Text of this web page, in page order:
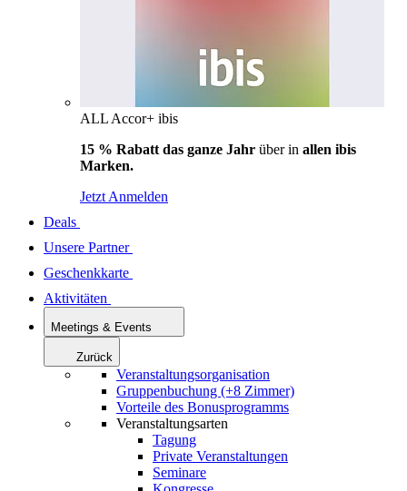
ALL Accor+ ibis
15 % Rabatt das ganze Jahr über in allen ibis
Marken.
Jetzt Anmelden
Deals
Unsere Partner
Geschenkkarte
Aktivitäten
Meetings & Events
Zurück
Veranstaltungsorganisation
Gruppenbuchung (+8 Zimmer)
Vorteile des Bonusprogramms
Veranstaltungsarten
Tagung
Private Veranstaltungen
Seminare